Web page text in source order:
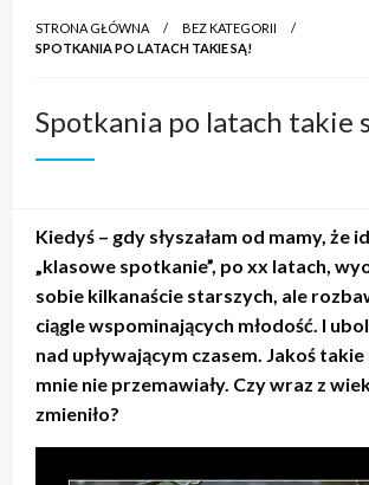
STRONA GŁÓWNA
BEZ KATEGORII
SPOTKANIA PO LATACH TAKIE SĄ!
Spotkania po latach takie
Kiedyś – gdy słyszałam od mamy, że
„klasowe spotkanie”, po xx latach,
sobie kilkanaście starszych, ale
ciągle wspominających młodość. I
nad upływającym czasem. Jakoś
mnie nie przemawiały. Czy wraz z
zmieniło?